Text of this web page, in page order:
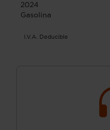
2024
Gasolina
I.V.A. Deducible